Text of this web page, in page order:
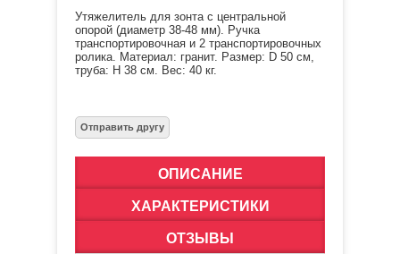
Утяжелитель для зонта с центральной
опорой (диаметр 38-48 мм). Ручка
транспортировочная и 2 транспортировочных
ролика. Материал: гранит. Размер: D 50 см,
труба: Н 38 см. Вес: 40 кг.
ОПИСАНИЕ
ХАРАКТЕРИСТИКИ
ОТЗЫВЫ